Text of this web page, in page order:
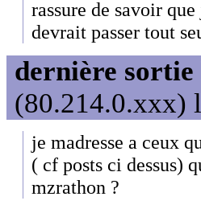
rassure de savoir
devrait passer tout
dernière
(80.214.0.xxx)
je madresse a ceux
( cf posts ci dessus)
mzrathon ?